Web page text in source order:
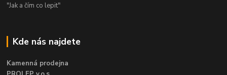
"Jak a čím co lepit"
Kde nás najdete
Kamenná prodejna